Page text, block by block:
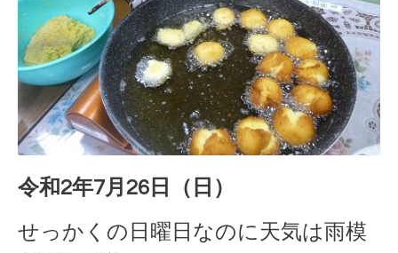
令和2年7月26日（日）
せっかくの日曜日なのに天気は雨模